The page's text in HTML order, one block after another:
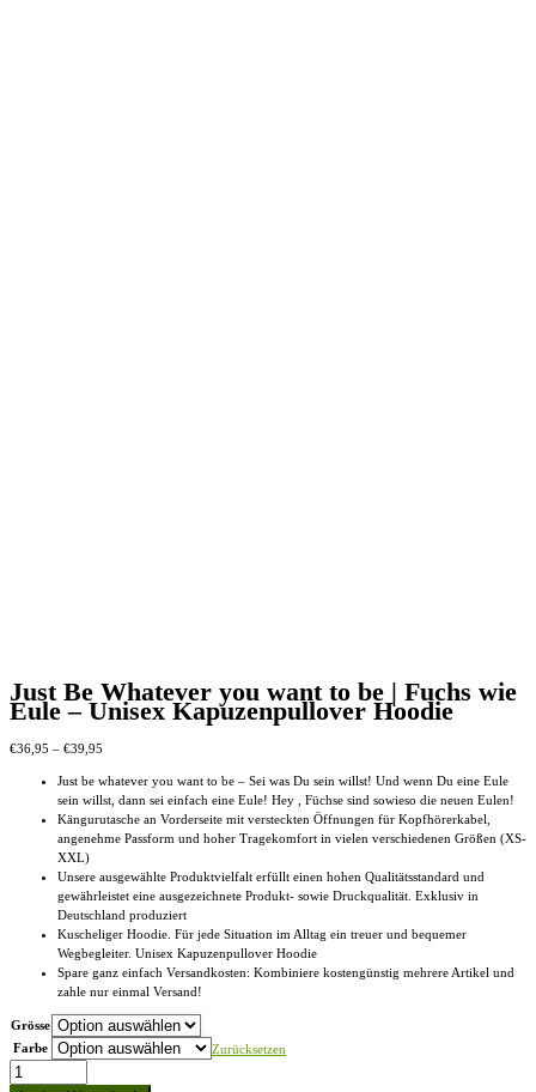
Just Be Whatever you want to be | Fuchs wie
Eule – Unisex Kapuzenpullover Hoodie
€36,95 – €39,95
bis
€39,95
Just be whatever you want to be – Sei was Du sein willst! Und wenn Du eine Eule
sein willst, dann sei einfach eine Eule! Hey , Füchse sind sowieso die neuen Eulen!
Kängurutasche an Vorderseite mit versteckten Öffnungen für Kopfhörerkabel,
angenehme Passform und hoher Tragekomfort in vielen verschiedenen Größen (XS-
XXL)
Unsere ausgewählte Produktvielfalt erfüllt einen hohen Qualitätsstandard und
gewährleistet eine ausgezeichnete Produkt- sowie Druckqualität. Exklusiv in
Deutschland produziert
Kuscheliger Hoodie. Für jede Situation im Alltag ein treuer und bequemer
Wegbegleiter. Unisex Kapuzenpullover Hoodie
Spare ganz einfach Versandkosten: Kombiniere kostengünstig mehrere Artikel und
zahle nur einmal Versand!
Grösse
Farbe
Zurücksetzen
Just
Be